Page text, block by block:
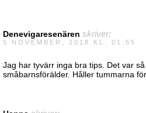
Denevigaresenären skriver:
5 NOVEMBER, 2018 KL. 01:55
Jag har tyvärr inga bra tips. Det var
småbarnsförälder. Håller tummarna